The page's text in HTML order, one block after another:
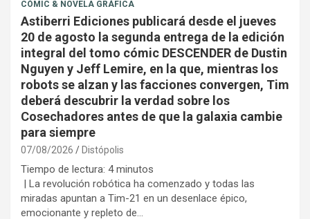
CÓMIC & NOVELA GRÁFICA
Astiberri Ediciones publicará desde el jueves
20 de agosto la segunda entrega de la edición
integral del tomo cómic DESCENDER de Dustin
Nguyen y Jeff Lemire, en la que, mientras los
robots se alzan y las facciones convergen, Tim
deberá descubrir la verdad sobre los
Cosechadores antes de que la galaxia cambie
para siempre
07/08/2026 Distópolis
Tiempo de lectura: 4 minutos
| La revolución robótica ha comenzado y todas las
miradas apuntan a Tim-21 en un desenlace épico,
emocionante y repleto de…